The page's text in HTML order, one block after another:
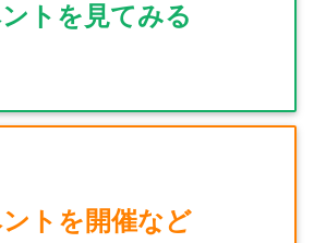
トを見てみる
トを開催など